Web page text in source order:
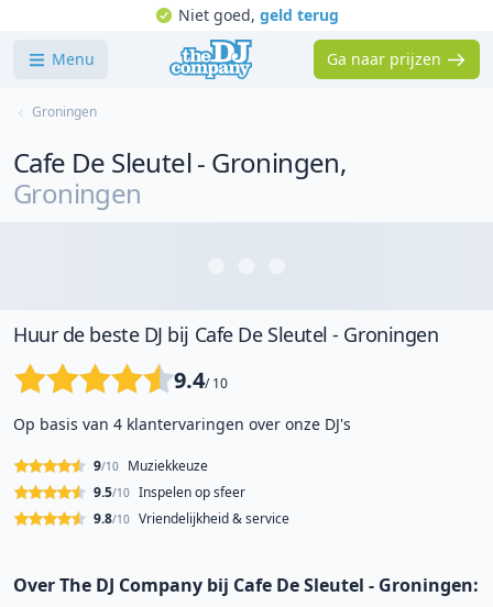
Niet goed, geld terug
Menu Ga naar prijzen
Groningen
Cafe De Sleutel - Groningen,
Groningen
Huur de beste DJ bij Cafe De Sleutel - Groningen
9.4/ 10
Op basis van 4 klantervaringen over onze DJ's
Muziekkeuze
9/10
Inspelen op sfeer
9.5/10
Vriendelijkheid & service
9.8/10
Over The DJ Company bij Cafe De Sleutel - Groningen: